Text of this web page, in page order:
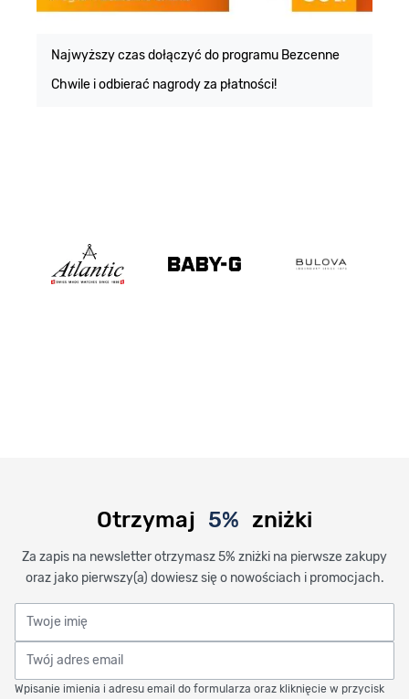
Najwyższy czas dołączyć do programu Bezcenne
Chwile i odbierać nagrody za płatności!
Otrzymaj 5% zniżki
Za zapis na newsletter otrzymasz 5% zniżki na pierwsze zakupy
oraz jako pierwszy(a) dowiesz się o nowościach i promocjach.
Twoje imię
Twój adres email
Wpisanie imienia i adresu email do formularza oraz kliknięcie w przycisk